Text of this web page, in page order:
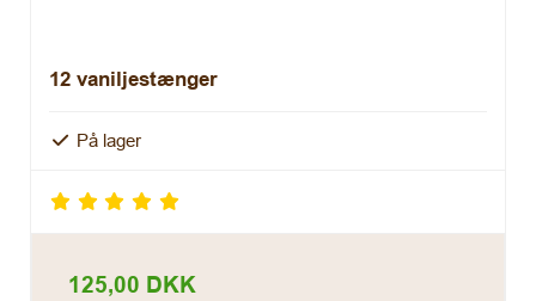
12 vaniljestænger
På lager
125,00 DKK